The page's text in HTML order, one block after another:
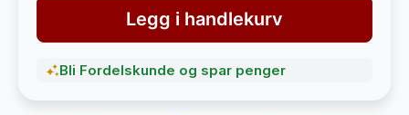
Legg i handlekurv
Bli Fordelskunde og spar penger